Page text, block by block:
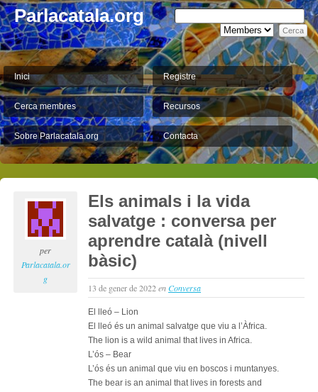
Parlacatala.org
Inici Registre
Cerca membres Recursos
Sobre Parlacatala.org Contacta
per
Parlacatala.or
g
Els animals i la vida
salvatge : conversa per
aprendre català (nivell
bàsic)
13 de gener de 2022enConversa
El lleó – Lion
El lleó és un animal salvatge que viu a l’Àfrica.
The lion is a wild animal that lives in Africa.
L’ós – Bear
L’ós és un animal que viu en boscos i muntanyes.
The bear is an animal that lives in forests and